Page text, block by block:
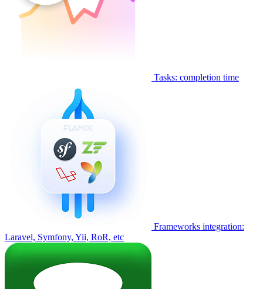
Tasks: completion time
Frameworks integration:
Laravel, Symfony, Yii, RoR, etc